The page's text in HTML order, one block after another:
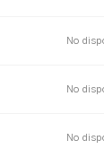
No
No
No